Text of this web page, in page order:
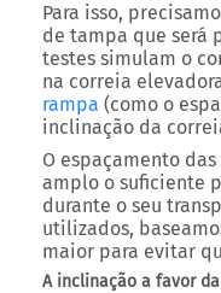
Para isso,
de tampa que será
testes simulam o
na correia
rampa (como o
inclinação da
O espaçamento
amplo o suficiente
durante o seu
utilizados,
maior para evitar
A inclinação a favor